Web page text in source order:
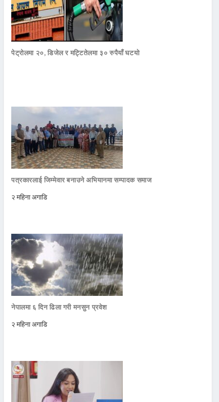
पेट्रोलमा २०, डिजेल र मट्टितेलमा ३० रुपैयाँ घटयो
पत्रकारलाई जिम्मेवार बनाउने अभियानमा सम्पादक समाज
२ महिना अगाडि
नेपालमा ६ दिन ढिला गरी मनसुन प्रवेश
२ महिना अगाडि